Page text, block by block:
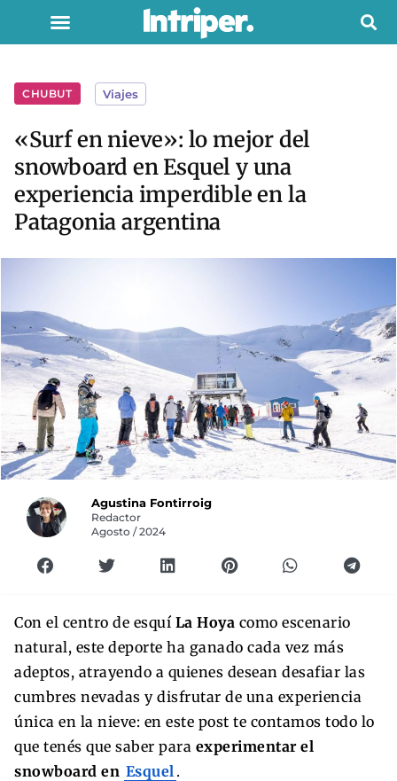
CHUBUT Viajes
«Surf en nieve»: lo mejor del
snowboard en Esquel y una
experiencia imperdible en la
Patagonia argentina
Agustina Fontirroig
Redactor
Agosto / 2024
Con el centro de esquí La Hoya como escenario
natural, este deporte ha ganado cada vez más
adeptos, atrayendo a quienes desean desafiar las
cumbres nevadas y disfrutar de una experiencia
única en la nieve: en este post te contamos todo lo
que tenés que saber para experimentar el
snowboard en Esquel .